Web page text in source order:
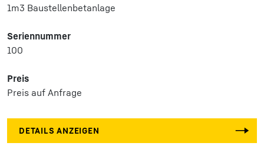
1m3 Baustellenbetanlage
Seriennummer
100
Preis
Preis auf Anfrage
DETAILS ANZEIGEN